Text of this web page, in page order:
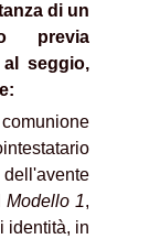
di un
previa
al seggio,
dell'avente
Modello 1,
identità, in